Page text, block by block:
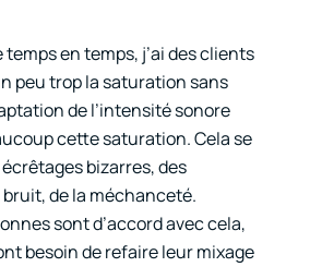
temps en temps, j’ai des clients
peu trop la saturation sans
de l’intensité sonore
cette saturation. Cela se
bizarres, des
de la méchanceté.
sont d’accord avec cela,
besoin de refaire leur mixage